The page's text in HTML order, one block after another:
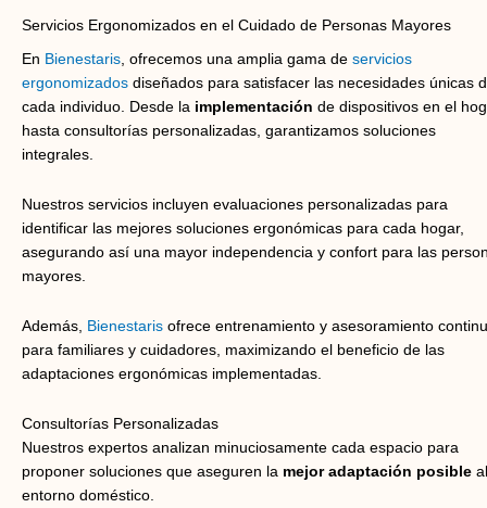
Servicios Ergonomizados en el Cuidado de Personas Mayores
En Bienestaris, ofrecemos una amplia gama de servicios
ergonomizados diseñados para satisfacer las necesidades únicas
cada individuo. Desde la implementación de dispositivos en el
hasta consultorías personalizadas, garantizamos soluciones
integrales.
Nuestros servicios incluyen evaluaciones personalizadas para
identificar las mejores soluciones ergonómicas para cada hogar,
asegurando así una mayor independencia y confort para las
mayores.
Además, Bienestaris ofrece entrenamiento y asesoramiento
para familiares y cuidadores, maximizando el beneficio de las
adaptaciones ergonómicas implementadas.
Consultorías Personalizadas
Nuestros expertos analizan minuciosamente cada espacio para
proponer soluciones que aseguren la mejor adaptación posible al
entorno doméstico.